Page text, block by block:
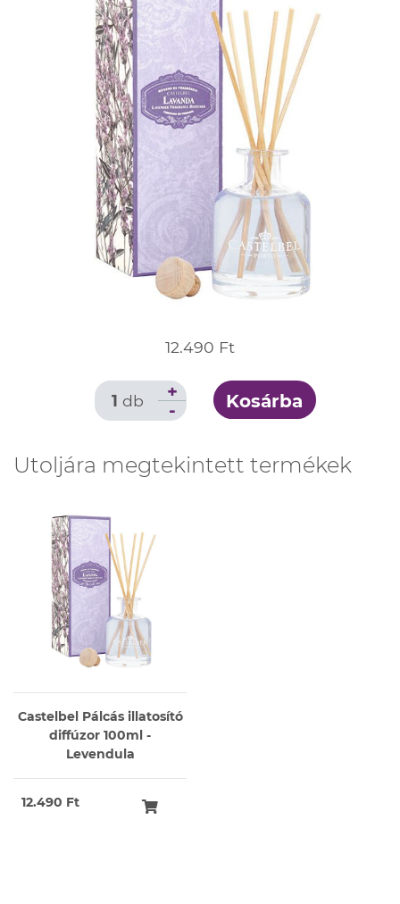
12.490 Ft
1 db -
+ Kosárba
Utoljára megtekintett termékek
Castelbel Pálcás illatosító
diffúzor 100ml -
Levendula
12.490 Ft